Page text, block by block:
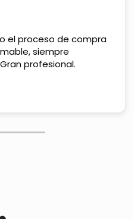
el proceso de compra
siempre
profesional.